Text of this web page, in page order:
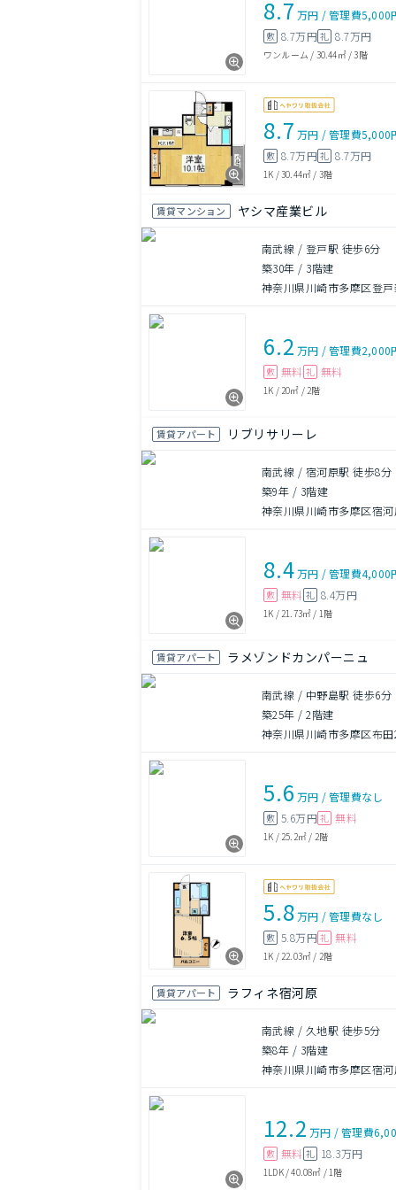
8.7 万円 /管理費5,000
敷 8.7万円礼 8.7万円
ワンルーム / 30.44㎡/3階
8.7 万円 /管理費5,000
敷 8.7万円礼 8.7万円
1K /30.44㎡ / 3階
賃貸マンション ヤシマ産業ビル
南武線 / 登戸駅 徒歩6分
築30年 / 3階建
神奈川県川崎市多摩区登戸
6.2 万円 /管理費2,000
敷 無料 礼 無料
1K / 20㎡ / 2階
賃貸アパート リブリサリーレ
南武線 / 宿河原駅 徒歩8分
築9年 / 3階建
神奈川県川崎市多摩区宿河
8.4万円 /管理費4,000
敷 無料 礼 8.4万円
1K / 21.73㎡ / 1階
賃貸アパート ラメゾンドカンパーニュ
南武線 / 中野島駅 徒歩6分
築25年 /2階建
神奈川県川崎市多摩区布田
5.6 万円 /管理費なし
敷 5.6万円 礼 無料
1K / 25.2㎡ / 2階
5.8万円 /管理費なし
敷 5.8万円 礼 無料
1K /22.03㎡ / 2階
賃貸アパート ラフィネ宿河原
南武線 / 久地駅 徒歩5分
築8年 / 3階建
神奈川県川崎市多摩区宿河
12.2 万円 /管理費
敷 無料 礼 18.3万円
1LDK/40.08㎡ / 1階